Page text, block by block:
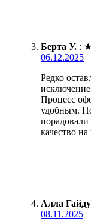
Берта У. : ★
06.12.2025
Редко
Процесс
удобным.
порадовали
качество
Алла
08.11.2025